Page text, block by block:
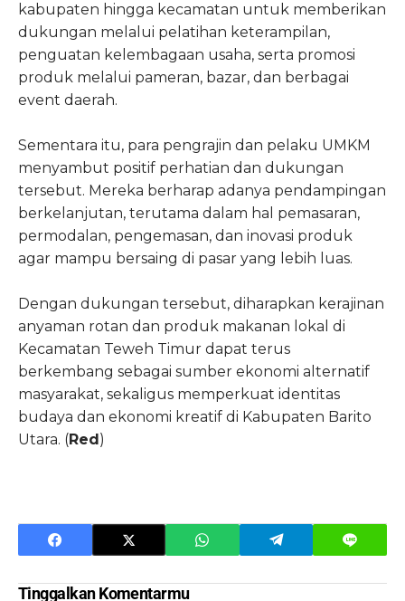
kabupaten hingga kecamatan untuk memberikan
dukungan melalui pelatihan keterampilan,
penguatan kelembagaan usaha, serta promosi
produk melalui pameran, bazar, dan berbagai
event daerah.
Sementara itu, para pengrajin dan pelaku UMKM
menyambut positif perhatian dan dukungan
tersebut. Mereka berharap adanya pendampingan
berkelanjutan, terutama dalam hal pemasaran,
permodalan, pengemasan, dan inovasi produk
agar mampu bersaing di pasar yang lebih luas.
Dengan dukungan tersebut, diharapkan kerajinan
anyaman rotan dan produk makanan lokal di
Kecamatan Teweh Timur dapat terus
berkembang sebagai sumber ekonomi alternatif
masyarakat, sekaligus memperkuat identitas
budaya dan ekonomi kreatif di Kabupaten Barito
Utara. (Red)
Tinggalkan Komentarmu